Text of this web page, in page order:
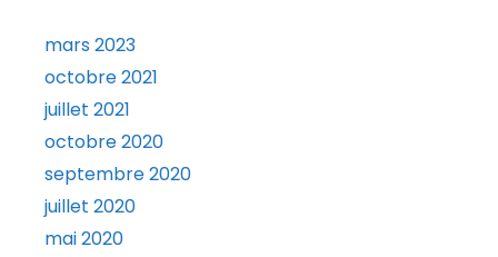
mars 2023
octobre 2021
juillet 2021
octobre 2020
septembre 2020
juillet 2020
mai 2020